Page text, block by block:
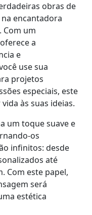
obras de
encantadora
Com um
a
e
use sua
projetos
especiais, este
às suas ideias.
um toque suave e
os
infinitos: desde
até
Com este papel,
será
estética